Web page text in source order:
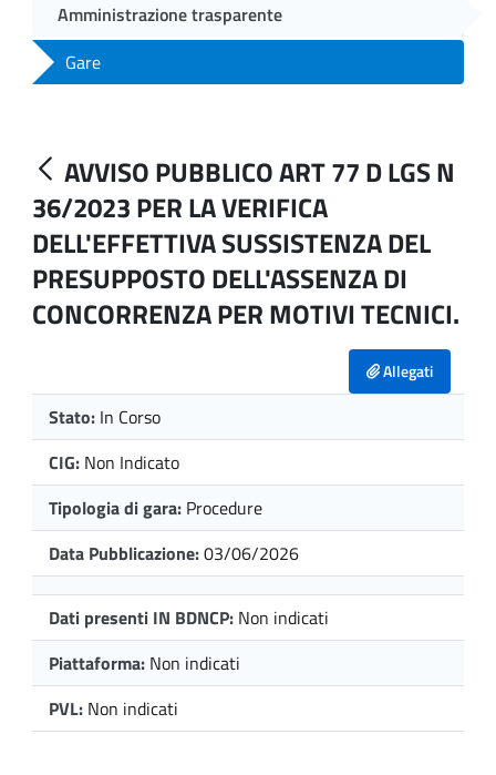
Amministrazione trasparente
Gare
AVVISO PUBBLICO ART 77 D LGS N
36/2023 PER LA VERIFICA
DELL'EFFETTIVA SUSSISTENZA DEL
PRESUPPOSTO DELL'ASSENZA DI
CONCORRENZA PER MOTIVI TECNICI.
Allegati
Stato: In Corso
CIG: Non Indicato
Tipologia di gara: Procedure
Data Pubblicazione:03/06/2026
Dati presenti IN BDNCP: Non indicati
Piattaforma: Non indicati
PVL: Non indicati